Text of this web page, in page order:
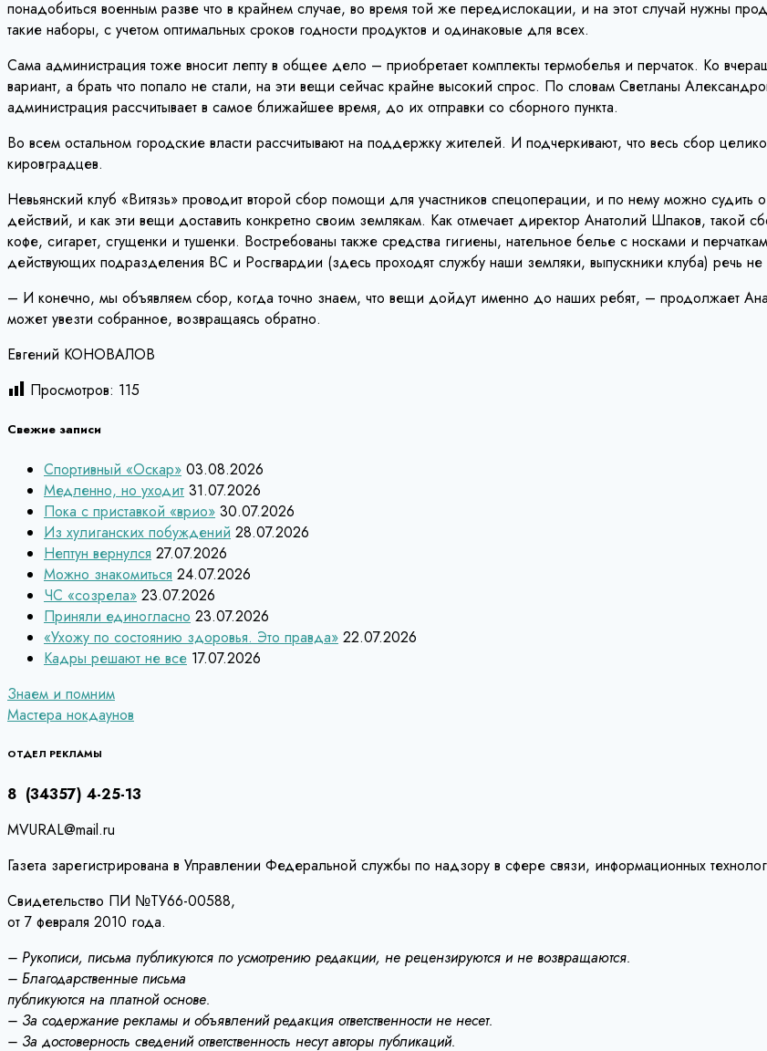
понадобиться военным разве что в крайнем случае, во время той же передислокации, и на этот случай нужны
такие наборы, с учетом оптимальных сроков годности продуктов и одинаковые для всех.
Сама администрация тоже вносит лепту в общее дело – приобретает комплекты термобелья и перчаток. Ко
вариант, а брать что попало не стали, на эти вещи сейчас крайне высокий спрос. По словам Светланы
администрация рассчитывает в самое ближайшее время, до их отправки со сборного пункта.
Во всем остальном городские власти рассчитывают на поддержку жителей. И подчеркивают, что весь сбор
кировградцев.
Невьянский клуб «Витязь» проводит второй сбор помощи для участников спецоперации, и по нему можно
действий, и как эти вещи доставить конкретно своим землякам. Как отмечает директор Анатолий Шпаков, такой
кофе, сигарет, сгущенки и тушенки. Востребованы также средства гигиены, нательное белье с носками и
действующих подразделения ВС и Росгвардии (здесь проходят службу наши земляки, выпускники клуба) речь не
– И конечно, мы объявляем сбор, когда точно знаем, что вещи дойдут именно до наших ребят, – продолжает
может увезти собранное, возвращаясь обратно.
Евгений КОНОВАЛОВ
Просмотров: 115
Свежие записи
Спортивный «Оскар» 03.08.2026
Медленно, но уходит 31.07.2026
Пока с приставкой «врио» 30.07.2026
Из хулиганских побуждений 28.07.2026
Нептун вернулся 27.07.2026
Можно знакомиться 24.07.2026
ЧС «созрела» 23.07.2026
Приняли единогласно 23.07.2026
«Ухожу по состоянию здоровья. Это правда» 22.07.2026
Кадры решают не все 17.07.2026
Навигация
по
записям
Знаем и помним
Мастера нокдаунов
ОТДЕЛ РЕКЛАМЫ
8 (34357) 4-25-13
MVURAL@mail.ru
Газета зарегистрирована в Управлении Федеральной службы по надзору в сфере связи, информационных
Свидетельство ПИ №ТУ66-00588,
от 7 февраля 2010 года.
– Рукописи, письма публикуются по усмотрению редакции, не рецензируются и не возвращаются.
– Благодарственные письма
публикуются на платной основе.
– За содержание рекламы и объявлений редакция ответственности не несет.
– За достоверность сведений ответственность несут авторы публикаций.